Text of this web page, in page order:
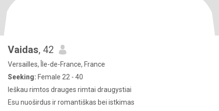
Vaidas, 42
Versailles, Île-de-France, France
Seeking: Female 22 - 40
Ieškau rimtos drauges rimtai draugystiai
Esu nuoširdus ir romantiškas bei istkimas